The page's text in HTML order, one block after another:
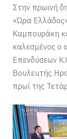
Στην πρωινή
«Ώρα
Καμπουράκη
καλεσμένος ο
Επενδύσεων
Βουλευτής
πρωί της